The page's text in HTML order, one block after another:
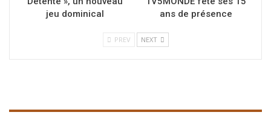
jeu dominical
ans de présence
PREV NEXT